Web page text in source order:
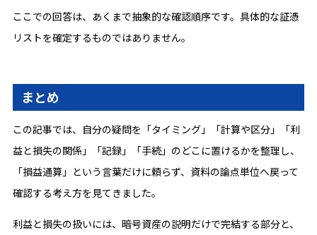
ここでの回答は、あくまで抽象的な確認順序です。具体的な証憑
リストを確定するものではありません。
まとめ
この記事では、自分の疑問を「タイミング」「計算や区分」「利
益と損失の関係」「記録」「手続」のどこに置けるかを整理し、
「損益通算」という言葉だけに頼らず、資料の論点単位へ戻って
確認する考え方を見てきました。
利益と損失の扱いには、暗号資産の説明だけで完結する部分と、